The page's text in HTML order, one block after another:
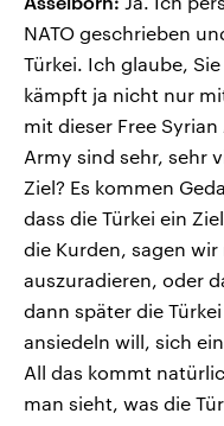
NATO geschrieben
Türkei. Ich glaube,
kämpft ja nicht nur
mit dieser Free
Army sind sehr, sehr
Ziel? Es kommen
dass die Türkei ein
die Kurden, sagen
auszuradieren, oder
dann später die
ansiedeln will, sich
All das kommt
man sieht, was die